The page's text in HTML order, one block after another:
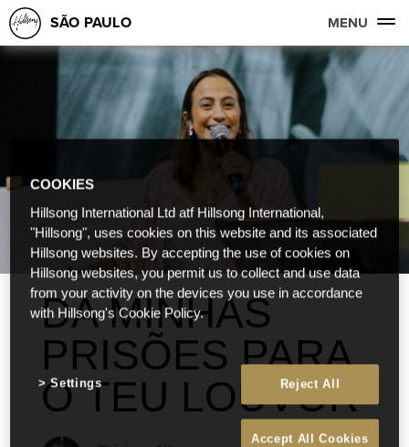
SÃO PAULO MENU
DA MINHAS
PRISÕES PARA
O TEU LOUVOR
COOKIES
Hillsong International Ltd atf Hillsong International,
"Hillsong", uses cookies on this website and its associated
Hillsong websites. By accepting the use of cookies on
Hillsong websites, you permit us to collect and use data
from your activity on the devices you use in accordance
with Hillsong's Cookie Policy.
Reject All
Accept All Cookies
Settings